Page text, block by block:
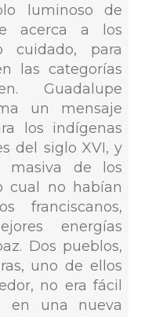
luminoso de
acerca a los
cuidado, para
las categorías
Guadalupe
un mensaje
los indígenas
del siglo XVI, y
masiva de los
cual no habían
franciscanos,
energías
Dos pueblos,
uno de ellos
no era fácil
en una nueva